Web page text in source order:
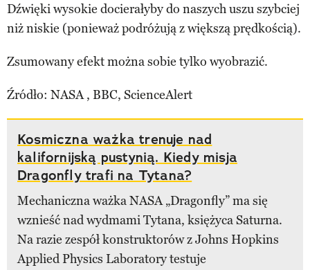
Dźwięki wysokie docierałyby do naszych uszu szybciej
niż niskie (ponieważ podróżują z większą prędkością).
Zsumowany efekt można sobie tylko wyobrazić.
Źródło: NASA , BBC, ScienceAlert
Kosmiczna ważka trenuje nad
kalifornijską pustynią. Kiedy misja
Dragonfly trafi na Tytana?
Mechaniczna ważka NASA „Dragonfly” ma się
wznieść nad wydmami Tytana, księżyca Saturna.
Na razie zespół konstruktorów z Johns Hopkins
Applied Physics Laboratory testuje